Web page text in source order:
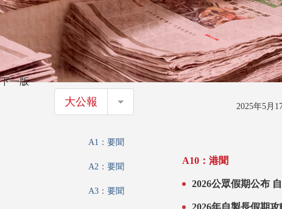
下一版
大公報 大公報 2025年5
A1：要聞
A2：要聞
A3：要聞
A10：港聞
2026公眾假期公布
2026年自製長假期攻